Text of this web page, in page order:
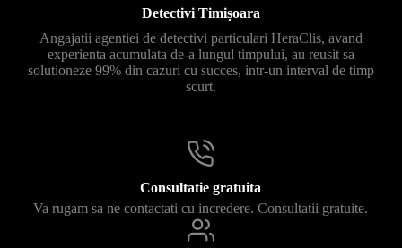
Detectivi Timișoara
Angajatii agentiei de detectivi particulari HeraClis, avand
experienta acumulata de-a lungul timpului, au reusit sa
solutioneze 99% din cazuri cu succes, intr-un interval de timp
scurt.
Consultatie gratuita
Va rugam sa ne contactati cu incredere. Consultatii gratuite.